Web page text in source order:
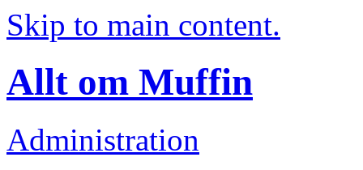
Skip to main content.
Allt om Muffin
Administration